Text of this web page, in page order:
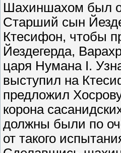
Шахиншахом был
Старший сын
Ктесифон, чтобы
Йездегерда,
царя Нумана I.
выступил на
предложил
корона
должны были по
от такого